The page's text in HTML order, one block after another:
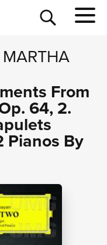
MARTHA
From
64, 2.
Pianos By